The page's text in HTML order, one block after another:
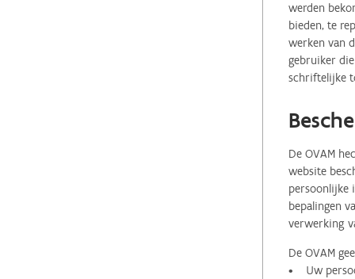
werden
bieden, te
werken van
gebruiker
schriftelijke
De OVAM
website
persoonlijke
bepalingen
verwerking
De OVAM
• Uw